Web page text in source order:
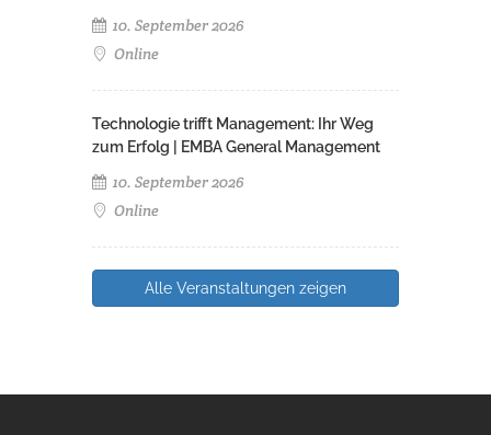
10. September 2026
Online
Technologie trifft Management: Ihr Weg
zum Erfolg | EMBA General Management
10. September 2026
Online
Alle Veranstaltungen zeigen